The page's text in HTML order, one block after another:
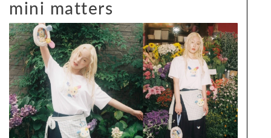
mini matters